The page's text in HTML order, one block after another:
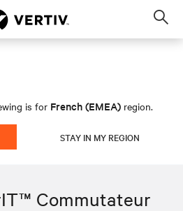
is for French (EMEA) region.
STAY IN MY REGION
Commutateur